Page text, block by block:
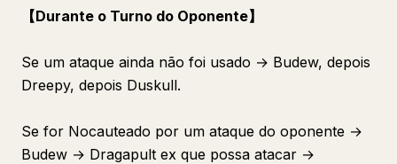
【Durante o Turno do Oponente】
Se um ataque ainda não foi usado → Budew, depois
Dreepy, depois Duskull.
Se for Nocauteado por um ataque do oponente →
Budew → Dragapult ex que possa atacar →